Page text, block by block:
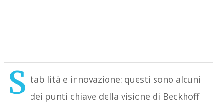
S tabilità e innovazione: questi sono alcuni
dei punti chiave della visione di Beckhoff